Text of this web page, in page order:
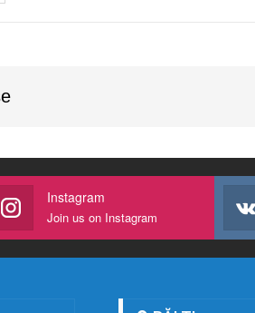
Instagram
Join us on Instagram